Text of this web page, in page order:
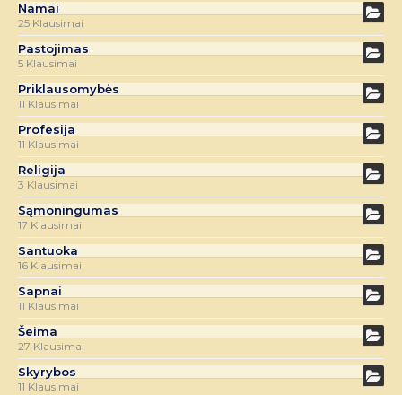
Namai
25 Klausimai
Pastojimas
5 Klausimai
Priklausomybės
11 Klausimai
Profesija
11 Klausimai
Religija
3 Klausimai
Sąmoningumas
17 Klausimai
Santuoka
16 Klausimai
Sapnai
11 Klausimai
Šeima
27 Klausimai
Skyrybos
11 Klausimai